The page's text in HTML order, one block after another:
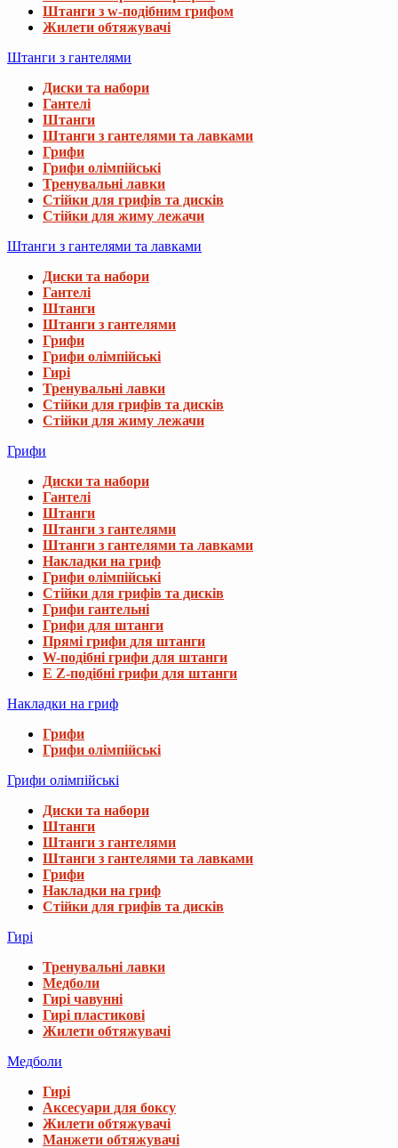
Штанги з w-подібним грифом
Жилети обтяжувачі
Штанги з гантелями
Диски та набори
Гантелі
Штанги
Штанги з гантелями та лавками
Грифи
Грифи олімпійські
Тренувальні лавки
Стійки для грифів та дисків
Стійки для жиму лежачи
Штанги з гантелями та лавками
Диски та набори
Гантелі
Штанги
Штанги з гантелями
Грифи
Грифи олімпійські
Гирі
Тренувальні лавки
Стійки для грифів та дисків
Стійки для жиму лежачи
Грифи
Диски та набори
Гантелі
Штанги
Штанги з гантелями
Штанги з гантелями та лавками
Накладки на гриф
Грифи олімпійські
Стійки для грифів та дисків
Грифи гантельні
Грифи для штанги
Прямі грифи для штанги
W-подібні грифи для штанги
E Z-подібні грифи для штанги
Накладки на гриф
Грифи
Грифи олімпійські
Грифи олімпійські
Диски та набори
Штанги
Штанги з гантелями
Штанги з гантелями та лавками
Грифи
Накладки на гриф
Стійки для грифів та дисків
Гирі
Тренувальні лавки
Медболи
Гирі чавунні
Гирі пластикові
Жилети обтяжувачі
Медболи
Гирі
Аксесуари для боксу
Жилети обтяжувачі
Манжети обтяжувачі